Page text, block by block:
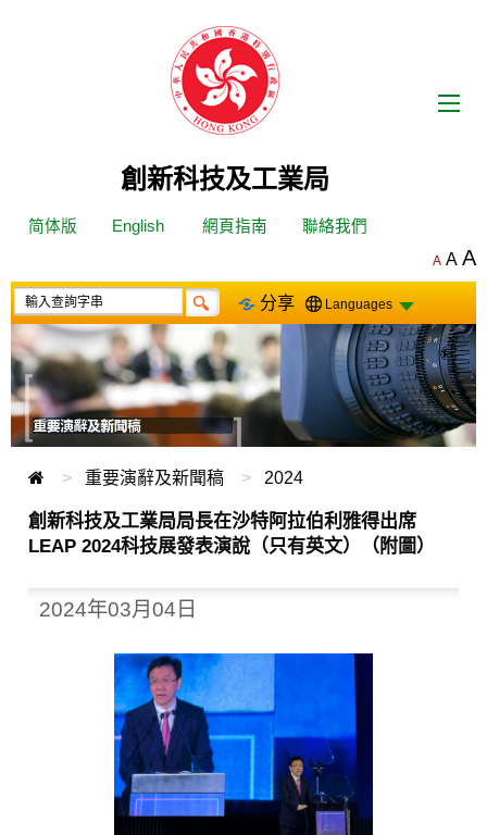
創新科技及工業局
简体版 English 網頁指南 聯絡我們
A A A
分享 Languages
重要演辭及新聞稿 2024
創新科技及工業局局長在沙特阿拉伯利雅得出席
LEAP 2024科技展發表演說（只有英文）（附圖）
2024年03月04日